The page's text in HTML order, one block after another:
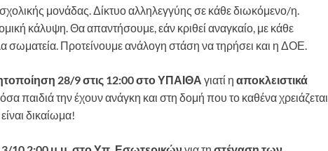
μονάδας. Δίκτυο αλληλεγγύης σε κάθε διωκόμενο/η.
κάλυψη. Θα απαντήσουμε, εάν κριθεί αναγκαίο, με κάθε
σωματεία. Προτείνουμε ανάλογη στάση να τηρήσει και η ΔΟΕ.
28/9 στις 12:00 στο ΥΠΑΙΘΑ γιατί η αποκλειστικά
παιδιά την έχουν ανάγκη και στη δομή που το καθένα χρειάζεται,
δικαίωμα!